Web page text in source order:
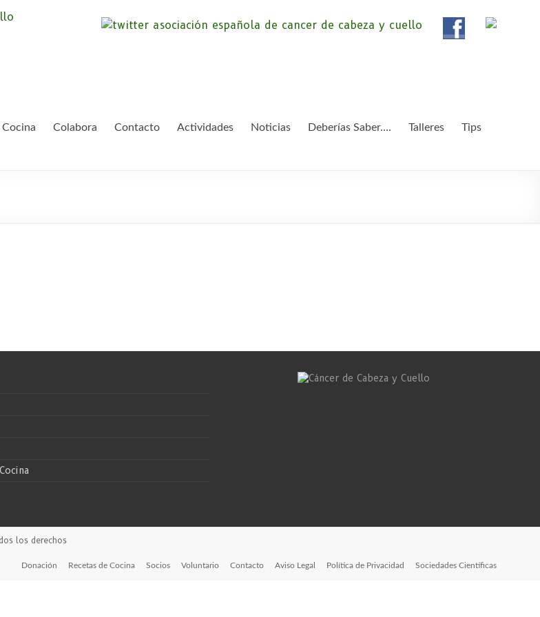
Asociación Española de Pacientes de
Somos la Asociación Española de Pacientes de Cáncer de Cabeza y cuello «APC», una
asociación sin animo de lucro que pretendemos apoyar a pacientes y familiares.
Cocina Colabora Contacto Actividades Noticias Deberías Saber…. Talleres Tips
los derechos
Donación Recetas de Cocina Socios Voluntario Contacto Aviso Legal Política de Privacidad Sociedades Científicas